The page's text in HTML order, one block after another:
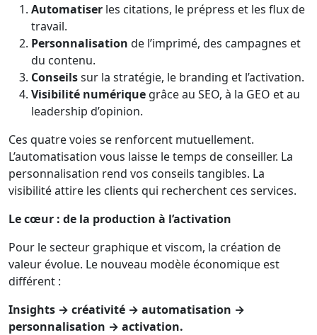
Automatiser les citations, le prépress et les flux de
travail.
Personnalisation de l’imprimé, des campagnes et
du contenu.
Conseilssur la stratégie, le branding et l’activation.
Visibilité numérique grâce au SEO, à la GEO et au
leadership d’opinion.
Ces quatre voies se renforcent mutuellement.
L’automatisation vous laisse le temps de conseiller. La
personnalisation rend vos conseils tangibles. La
visibilité attire les clients qui recherchent ces services.
Le cœur : de la production à l’activation
Pour le secteur graphique et viscom, la création de
valeur évolue. Le nouveau modèle économique est
différent :
Insights → créativité → automatisation →
personnalisation → activation.